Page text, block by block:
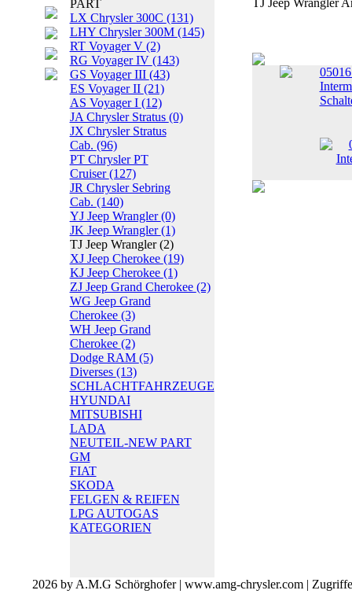
PART
LX Chrysler 300C (131)
LHY Chrysler 300M (145)
RT Voyager V (2)
RG Voyager IV (143)
GS Voyager III (43)
ES Voyager II (21)
AS Voyager I (12)
JA Chrysler Stratus (0)
JX Chrysler Stratus
Cab. (96)
PT Chrysler PT
Cruiser(127)
JR Chrysler Sebring
Cab. (140)
YJ Jeep Wrangler(0)
JK Jeep Wrangler(1)
TJ Jeep Wrangler(2)
XJ Jeep Cherokee (19)
KJ Jeep Cherokee (1)
ZJ Jeep Grand Cherokee (2)
WG Jeep Grand
Cherokee (3)
WH Jeep Grand
Cherokee (2)
Dodge RAM (5)
Diverses (13)
SCHLACHTFAHRZEUGE
HYUNDAI
MITSUBISHI
LADA
NEUTEIL-NEW PART
GM
FIAT
SKODA
FELGEN & REIFEN
LPG AUTOGAS
KATEGORIEN
TJ Jeep Wrangler
2026 by A.M.G Schörghofer | www.amg-chrysler.com |